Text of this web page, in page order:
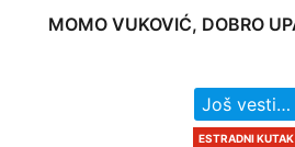
MOMO VUKOVIĆ, DOBRO
Još vesti…
ESTRADNI KUTAK